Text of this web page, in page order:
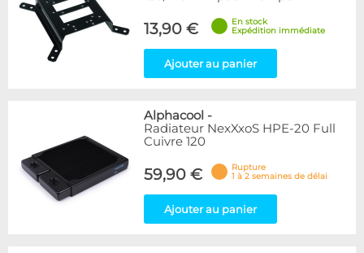
13,90 €
En stock
Expédition immédiate
Ajouter au panier
Alphacool -
Radiateur NexXxoS HPE-20 Full
Cuivre 120
59,90 €
Rupture
1 à 2 semaines de délai
Ajouter au panier